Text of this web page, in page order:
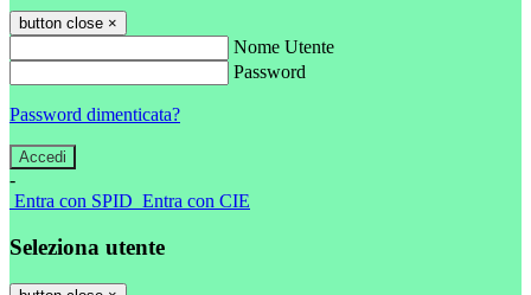
button close ×
Nome Utente
Password
Password dimenticata?
-
Entra con SPID Entra con CIE
Seleziona utente